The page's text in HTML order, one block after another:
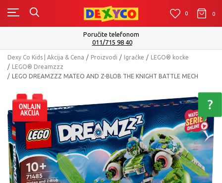
0 0 0
Isporuku možete očekivati u roku od 2 do 4 radna dana!
Pogledaj više
Dexy Co Kids | Akcija & Cena Proizvodi Igračke
LEGO® kocke
LEGO® Dreamzzz
LEGO DREAMZZZ MATEO AND Z-BLOB THE KNIGHT BATTLE MECH